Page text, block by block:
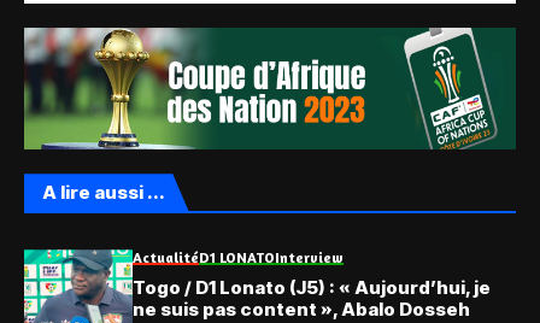
A lire aussi ...
ActualitéD1 LONATOInterview
Togo / D1 Lonato (J5) : « Aujourd’hui, je
ne suis pas content », Abalo Dosseh